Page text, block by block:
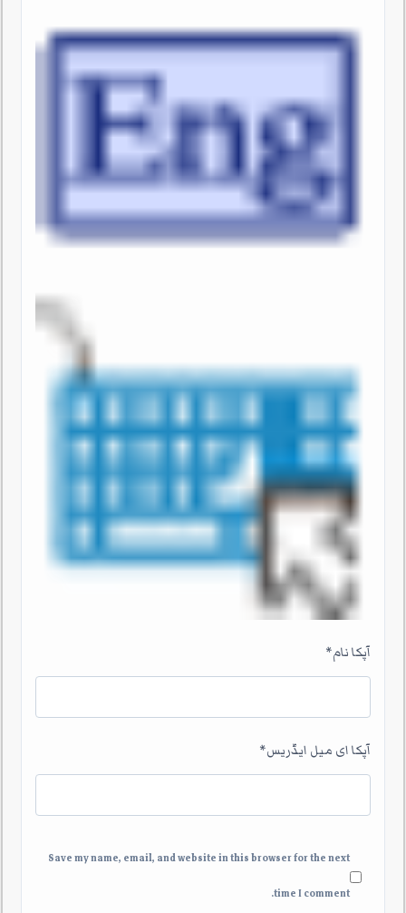
آپکا نام*
آپکا ای میل ایڈریس*
Save my name, email, and website in this browser for the next
time I comment.